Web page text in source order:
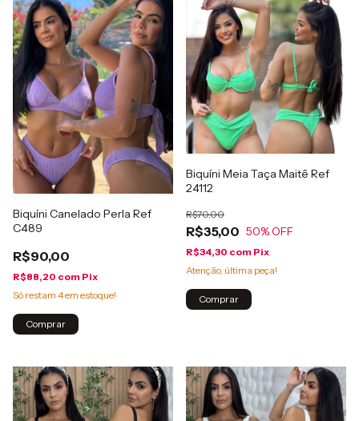
Biquíni Canelado Perla Ref
C489
R$90,00
R$88,20 com Pix
Só restam 4em estoque!
Comprar
Biquíni Meia Taça Maitê Ref
24112
R$35,00
R$70,00
50% OFF
R$34,30 com Pix
Atenção, última peça!
Comprar